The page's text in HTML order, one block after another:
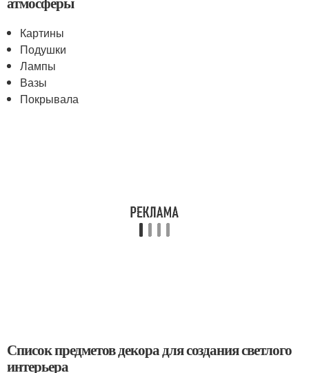
Картины
Подушки
Лампы
Вазы
Покрывала
Список предметов декора для создания светлого
интерьера